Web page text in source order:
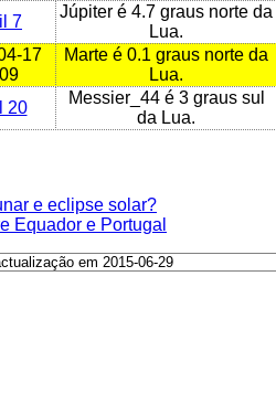
7
Júpiter é 4.7 graus norte da
Lua.
17
Marte é 0.1 graus norte da
Lua.
20
Messier_44 é 3 graus sul
da Lua.
e eclipse solar?
Equador e Portugal
em 2015-06-29